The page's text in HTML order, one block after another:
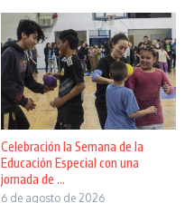
Celebración la Semana de la
Educación Especial con una
jornada de ...
6 de agosto de 2026